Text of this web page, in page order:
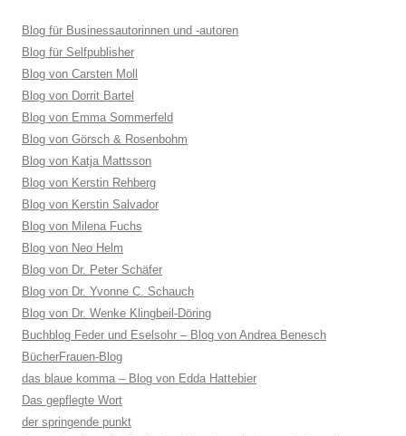
Blog für Businessautorinnen und -autoren
Blog für Selfpublisher
Blog von Carsten Moll
Blog von Dorrit Bartel
Blog von Emma Sommerfeld
Blog von Görsch & Rosenbohm
Blog von Katja Mattsson
Blog von Kerstin Rehberg
Blog von Kerstin Salvador
Blog von Milena Fuchs
Blog von Neo Helm
Blog von Dr. Peter Schäfer
Blog von Dr. Yvonne C. Schauch
Blog von Dr. Wenke Klingbeil-Döring
Buchblog Feder und Eselsohr – Blog von Andrea Benesch
BücherFrauen-Blog
das blaue komma – Blog von Edda Hattebier
Das gepflegte Wort
der springende punkt